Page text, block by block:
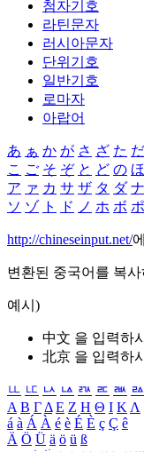
첨자기호
라틴문자
러시아문자
단위기호
일반기호
로마자
아랍어
あ ぁ か が さ ざ た だ
こ ご そ ぞ と ど の ほ
ア ァ カ サ ザ タ ダ ナ
ソ ゾ ト ド ノ ホ ボ ポ
http://chineseinput.net/
변환된 중국어를 복
예시)
中文 을 입력하
北京 을 입력하
ㅥ ㅦ ㅧ ㅨ ㅩ ㅪ ㅫ ㅬ
Α Β ΓΔ Ε Ζ Η Θ Ι ΚΛ
á à Á À é è É È ç Ç ê
Ä Ö Ü ä ö ü ß